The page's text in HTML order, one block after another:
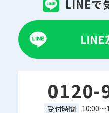
LINEで
LINE
0120-
受付時間 10:00～